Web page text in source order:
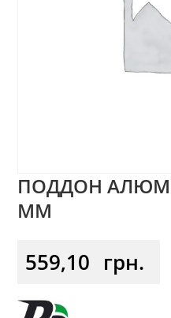
ПОДДОН
ММ
559,10 грн.